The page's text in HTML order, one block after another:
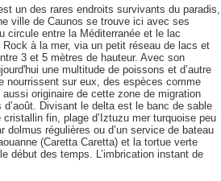
un des rares endroits survivants du paradis,
ville de Caunos se trouve ici avec ses
circule entre la Méditerranée et le lac
à la mer, via un petit réseau de lacs et
3 et 5 mètres de hauteur. Avec son
une multitude de poissons et d’autre
nourrissent sur eux, des espèces comme
aussi originaire de cette zone de migration
Divisant le delta est le banc de sable
fin, plage d’Iztuzu mer turquoise peu
régulières ou d’un service de bateau
(Caretta Caretta) et la tortue verte
début des temps. L’imbrication instant de